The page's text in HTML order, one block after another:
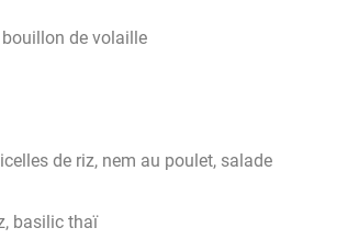
de volaille
de riz, nem au poulet, salade
basilic thaï